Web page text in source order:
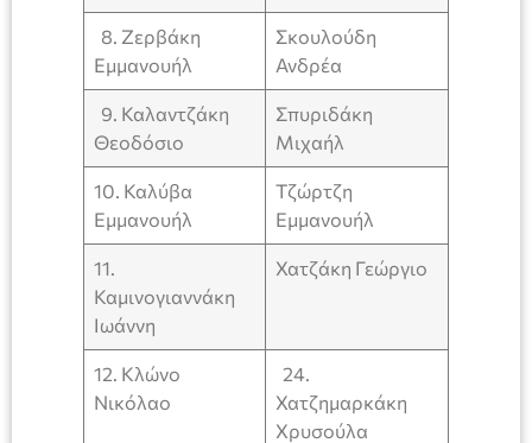
8. Ζερβάκη
Εμμανουήλ
Σκουλούδη
Ανδρέα
9. Καλαντζάκη
Θεοδόσιο
Σπυριδάκη
Μιχαήλ
10. Καλύβα
Εμμανουήλ
Τζώρτζη
Εμμανουήλ
11.
Καμινογιαννάκη
Ιωάννη
Χατζάκη Γεώργιο
12. Κλώνο
Νικόλαο
24.
Χατζημαρκάκη
Χρυσούλα